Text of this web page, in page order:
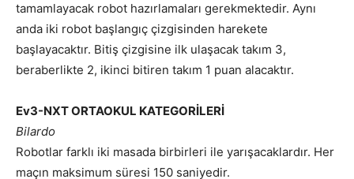
tamamlayacak robot hazırlamaları gerekmektedir. Aynı
anda iki robot başlangıç çizgisinden harekete
başlayacaktır. Bitiş çizgisine ilk ulaşacak takım 3,
beraberlikte 2, ikinci bitiren takım 1 puan alacaktır.
Ev3-NXT ORTAOKUL KATEGORİLERİ
Bilardo
Robotlar farklı iki masada birbirleri ile yarışacaklardır. Her
maçın maksimum süresi 150 saniyedir.